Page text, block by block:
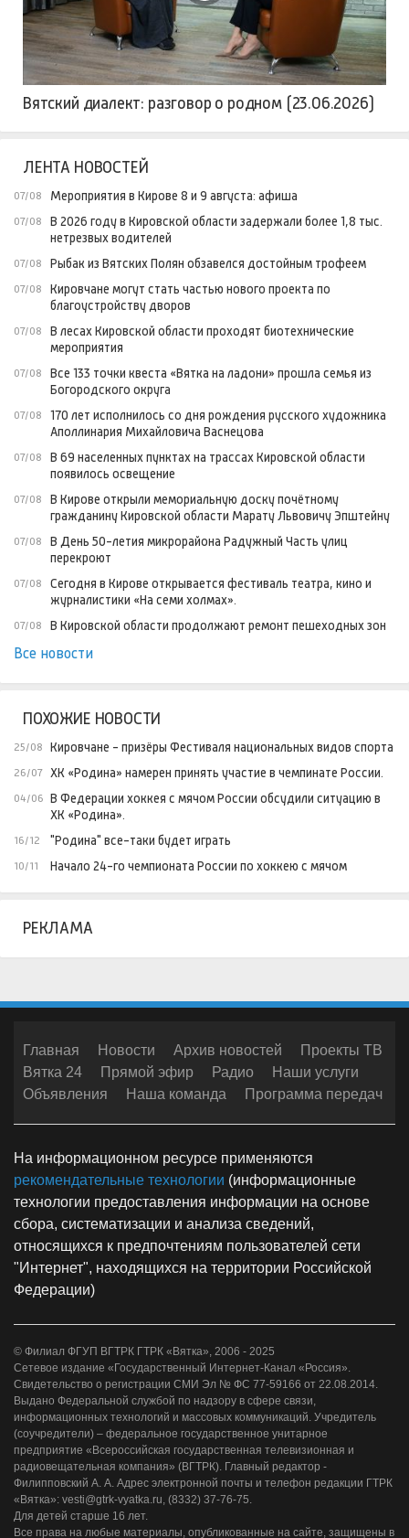
Вятский диалект: разговор о родном (23.06.2026)
ЛЕНТА НОВОСТЕЙ
07/08 Мероприятия в Кирове 8 и 9 августа: афиша
07/08
В 2026 году в Кировской области задержали более 1,8 тыс.
нетрезвых водителей
07/08 Рыбак из Вятских Полян обзавелся достойным трофеем
07/08
Кировчане могут стать частью нового проекта по
благоустройству дворов
07/08
В лесах Кировской области проходят биотехнические
мероприятия
07/08
Все 133 точки квеста «Вятка на ладони» прошла семья из
Богородского округа
07/08
170 лет исполнилось со дня рождения русского художника
Аполлинария Михайловича Васнецова
07/08
В 69 населенных пунктах на трассах Кировской области
появилось освещение
07/08
В Кирове открыли мемориальную доску почётному
гражданину Кировской области Марату Львовичу Эпштейну
07/08
В День 50-летия микрорайона Радужный Часть улиц
перекроют
07/08
Сегодня в Кирове открывается фестиваль театра, кино и
журналистики «На семи холмах».
07/08 В Кировской области продолжают ремонт пешеходных зон
Все новости
ПОХОЖИЕ НОВОСТИ
25/08 Кировчане - призёры Фестиваля национальных видов спорта
26/07 ХК «Родина» намерен принять участие в чемпинате России.
04/06 В Федерации хоккея с мячом России обсудили ситуацию в
ХК «Родина».
16/12 "Родина" все-таки будет играть
10/11 Начало 24-го чемпионата России по хоккею с мячом
РЕКЛАМА
Главная Новости Архив новостей
Проекты ТВ
Вятка 24
Прямой эфир Радио
Наши услуги
Объявления
Наша команда Программа передач
На информационном ресурсе применяются
рекомендательные технологии (информационные
технологии предоставления информации на основе
сбора, систематизации и анализа сведений,
относящихся к предпочтениям пользователей сети
"Интернет", находящихся на территории Российской
Федерации)
© Филиал ФГУП ВГТРК ГТРК «Вятка», 2006 - 2025
Сетевое издание «Государственный Интернет-Канал «Россия».
Свидетельство о регистрации СМИ Эл № ФС 77-59166 от 22.08.2014.
Выдано Федеральной службой по надзору в сфере связи,
информационных технологий и массовых коммуникаций. Учредитель
(соучредители) – федеральное государственное унитарное
предприятие «Всероссийская государственная телевизионная и
радиовещательная компания» (ВГТРК). Главный редактор -
Филипповский А. А. Адрес электронной почты и телефон редакции ГТРК
«Вятка»: vesti@gtrk-vyatka.ru, (8332) 37-76-75.
Для детей старше 16 лет.
Все права на любые материалы, опубликованные на сайте, защищены в